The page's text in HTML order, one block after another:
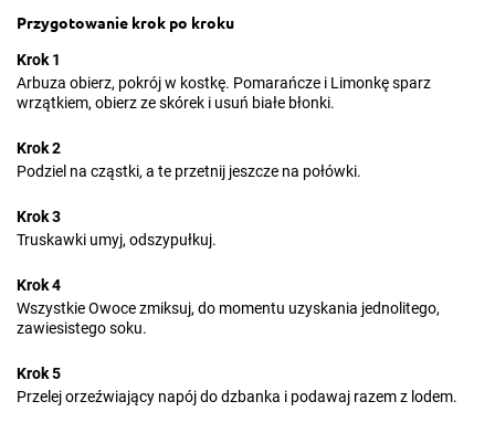
Przygotowanie krok po kroku
Krok 1
Arbuza obierz, pokrój w kostkę. Pomarańcze i Limonkę sparz
wrzątkiem, obierz ze skórek i usuń białe błonki.
Krok 2
Podziel na cząstki, a te przetnij jeszcze na połówki.
Krok 3
Truskawki umyj, odszypułkuj.
Krok 4
Wszystkie Owoce zmiksuj, do momentu uzyskania jednolitego,
zawiesistego soku.
Krok 5
Przelej orzeźwiający napój do dzbanka i podawaj razem z lodem.